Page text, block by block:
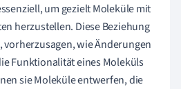
um gezielt Moleküle mit
herzustellen. Diese Beziehung
wie Änderungen
Funktionalität eines Moleküls
sie Moleküle entwerfen, die